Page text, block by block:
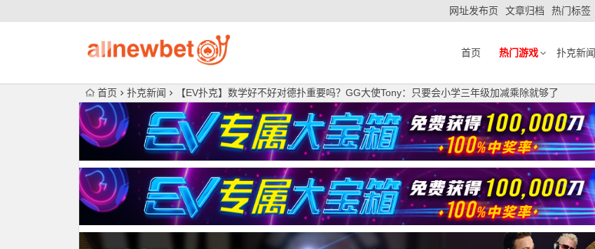
网址发布页 文章归档 热门标签
首页 热门游戏 扑克新闻
首页 扑克新闻 【EV扑克】数学好不好对德扑重要吗？GG大使Tony：只要会小学三年级加减乘除就够了